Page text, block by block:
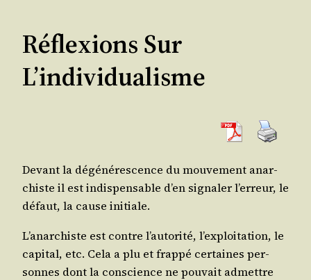
Réflexions Sur
L’individualisme
Devant la dégé­né­res­cence du mou­ve­ment anar­
chiste il est indis­pen­sable d’en signa­ler l’er­reur, le
défaut, la cause initiale.
L’a­nar­chiste est contre l’au­to­ri­té, l’ex­ploi­ta­tion, le
capi­tal, etc. Cela a plu et frap­pé cer­taines per­
sonnes dont la conscience ne pou­vait admettre